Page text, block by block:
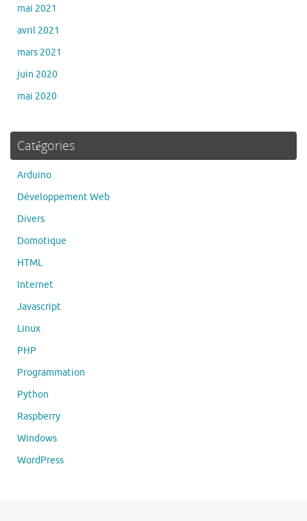
mai 2021
avril 2021
mars 2021
juin 2020
mai 2020
Catégories
Arduino
Développement Web
Divers
Domotique
HTML
Internet
Javascript
Linux
PHP
Programmation
Python
Raspberry
Windows
WordPress